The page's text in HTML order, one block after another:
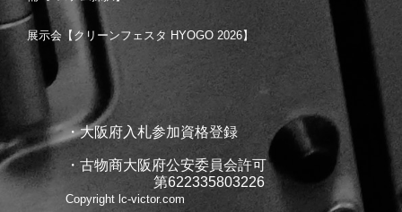
展示会【クリーンフェスタ HYOGO 2026】
・大阪府入札参加資格登録
・古物商大阪府公安委員会許可
第622335803226
Copyright lc-victor.com